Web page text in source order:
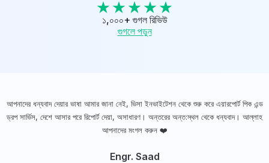
১,০০০+ গুগল রিভিউ
গুগলে পড়ুন
আপনাদের ধন্যবাদ দেয়ার ভাষা আমার জানা নেই, ভিসা ইনভাইটেশন থেকে শুরু করে এয়ারপোর্ট পিক এন্ড
ড্রপ সার্ভিস, দেশে আসার পরে রিপোর্ট দেয়া, অসাধারণ। অন্তরের অন্ত:স্থল থেকে ধন্যবাদ। আল্লাহ
আপনাদের মংগল করুন ❤️
Engr. Saad